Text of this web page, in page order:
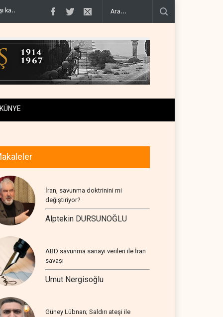
İsrail güçleri Lübnan ordusunu hedef aldı.. Foreign Affairs: ABD
KÜNYE
İran, savunma doktrinini mi
değiştiriyor?
Alptekin DURSUNOĞLU
ABD savunma sanayi verileri ile İran
savaşı
Umut Nergisoğlu
Güney Lübnan; Saldırı ateşi ile